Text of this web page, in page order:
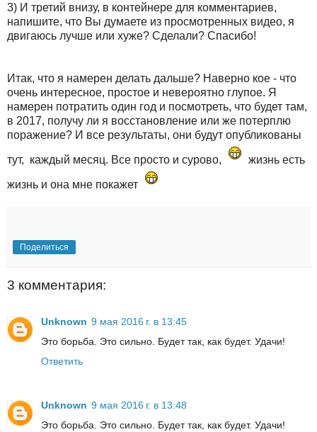
3) И третий внизу, в контейнере для комментариев,
напишите, что Вы думаете из просмотренных видео, я
двигаюсь лучше или хуже? Сделали? Спасибо!
Итак, что я намерен делать дальше? Наверно кое - что
очень интересное, простое и невероятно глупое. Я
намерен потратить один год и посмотреть, что будет там,
в 2017, получу ли я восстановление или же потерплю
поражение? И все результаты, они будут опубликованы
тут, каждый месяц. Все просто и сурово, жизнь есть
жизнь и она мне покажет
Поделиться
3 комментария:
Unknown 9 мая 2016 г. в 13:45
Это борьба. Это сильно. Будет так, как будет. Удачи!
Ответить
Unknown 9 мая 2016 г. в 13:48
Это борьба. Это сильно. Будет так, как будет. Удачи!